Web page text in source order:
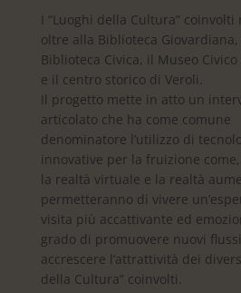
I “Luoghi della Cultura”
oltre alla Biblioteca Giovardiana,
Biblioteca Civica, il Museo
e il centro storico di Veroli.
Il progetto mette in atto un
articolato che ha come comune
denominatore l’utilizzo di
innovative per la fruizione
la realtà virtuale e la realtà
permetteranno di vivere
visita più accattivante ed
grado di promuovere nuovi
accrescere l’attrattività dei
della Cultura” coinvolti.